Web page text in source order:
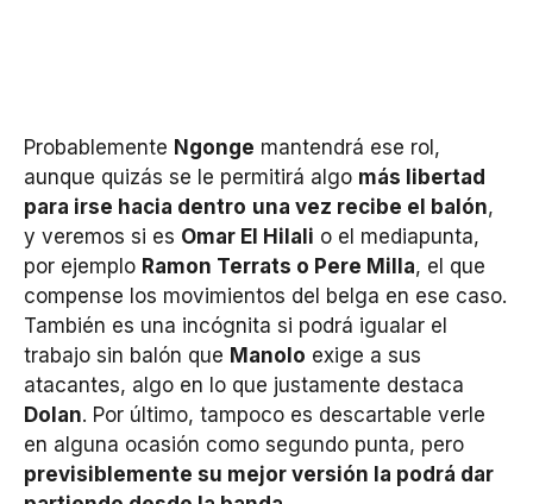
Probablemente Ngonge mantendrá ese rol,
aunque quizás se le permitirá algo más libertad
para irse hacia dentro una vez recibe el balón,
y veremos si es Omar El Hilali o el mediapunta,
por ejemplo Ramon Terrats o Pere Milla, el que
compense los movimientos del belga en ese caso.
También es una incógnita si podrá igualar el
trabajo sin balón que Manolo exige a sus
atacantes, algo en lo que justamente destaca
Dolan. Por último, tampoco es descartable verle
en alguna ocasión como segundo punta, pero
previsiblemente su mejor versión la podrá dar